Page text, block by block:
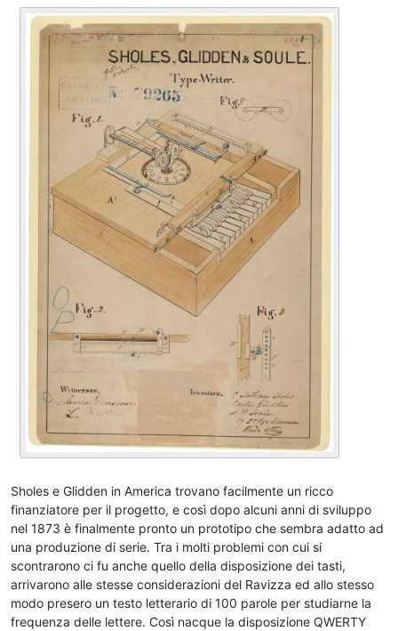
Sholes e Glidden in America trovano facilmente un ricco
finanziatore per il progetto, e così dopo alcuni anni di sviluppo
nel 1873 è finalmente pronto un prototipo che sembra adatto ad
una produzione di serie. Tra i molti problemi con cui si
scontrarono ci fu anche quello della disposizione dei tasti,
arrivarono alle stesse considerazioni del Ravizza ed allo stesso
modo presero un testo letterario di 100 parole per studiarne la
frequenza delle lettere. Così nacque la disposizione QWERTY